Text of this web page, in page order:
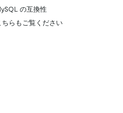
の互換性
ちらもご覧ください